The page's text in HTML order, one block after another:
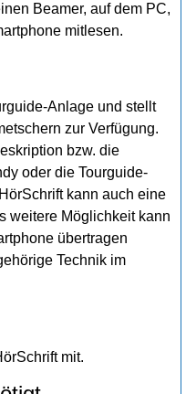
Beamer, auf dem PC,
mitlesen.
Anlage und stellt
zur Verfügung.
bzw. die
oder die Tourguide-
kann auch eine
weitere Möglichkeit kann
übertragen
Technik im
mit.